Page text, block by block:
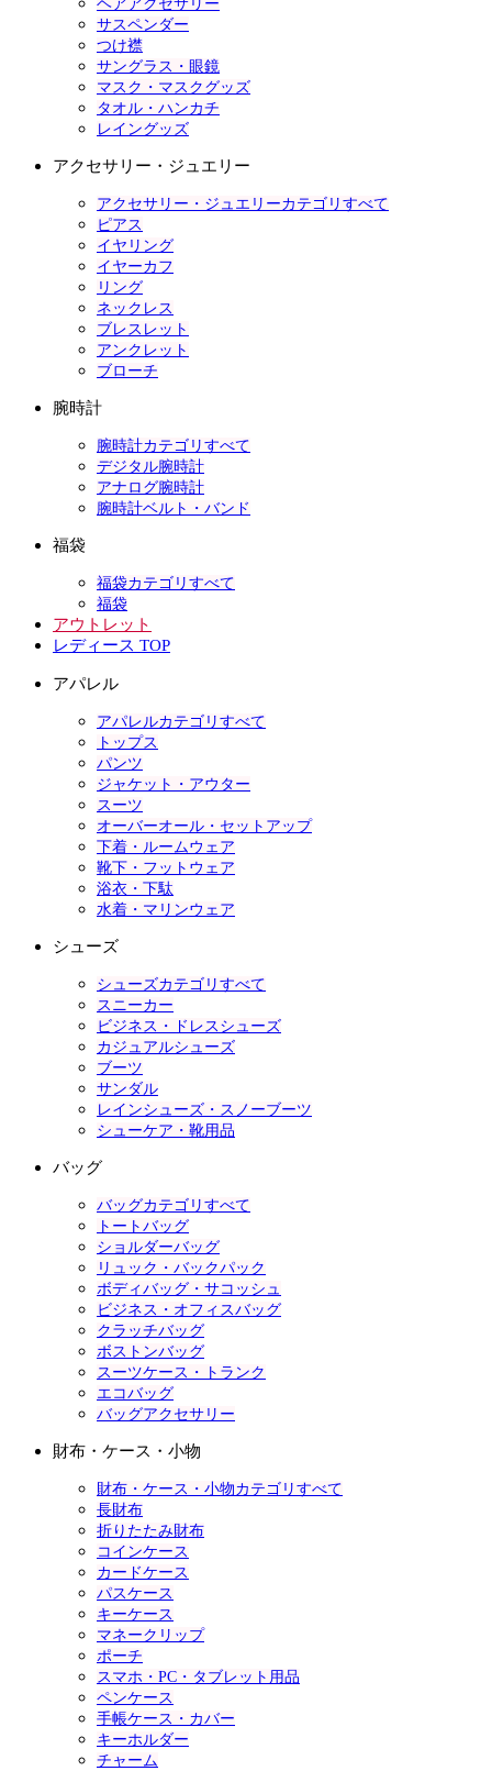
ヘアアクセサリー
サスペンダー
つけ襟
サングラス・眼鏡
マスク・マスクグッズ
タオル・ハンカチ
レイングッズ
アクセサリー・ジュエリー
アクセサリー・ジュエリーカテゴリすべて
ピアス
イヤリング
イヤーカフ
リング
ネックレス
ブレスレット
アンクレット
ブローチ
腕時計
腕時計カテゴリすべて
デジタル腕時計
アナログ腕時計
腕時計ベルト・バンド
福袋
福袋カテゴリすべて
福袋
アウトレット
レディース TOP
アパレル
アパレルカテゴリすべて
トップス
パンツ
ジャケット・アウター
スーツ
オーバーオール・セットアップ
下着・ルームウェア
靴下・フットウェア
浴衣・下駄
水着・マリンウェア
シューズ
シューズカテゴリすべて
スニーカー
ビジネス・ドレスシューズ
カジュアルシューズ
ブーツ
サンダル
レインシューズ・スノーブーツ
シューケア・靴用品
バッグ
バッグカテゴリすべて
トートバッグ
ショルダーバッグ
リュック・バックパック
ボディバッグ・サコッシュ
ビジネス・オフィスバッグ
クラッチバッグ
ボストンバッグ
スーツケース・トランク
エコバッグ
バッグアクセサリー
財布・ケース・小物
財布・ケース・小物カテゴリすべて
長財布
折りたたみ財布
コインケース
カードケース
パスケース
キーケース
マネークリップ
ポーチ
スマホ・PC・タブレット用品
ペンケース
手帳ケース・カバー
キーホルダー
チャーム